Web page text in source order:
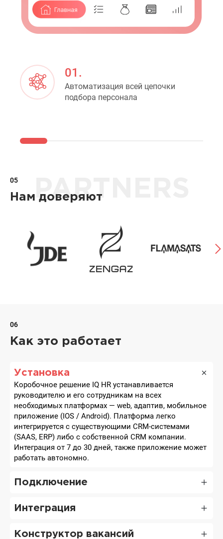
01.
Автоматизация всей цепочки
подбора персонала
PARTNERS
05
Нам доверяют
06
Как это работает
Установка
Коробочное решение IQ HR устанавливается
руководителю и его сотрудникам на всех
необходимых платформах — web, адаптив, мобильное
приложение (IOS / Android). Платформа легко
интегрируется с существующими CRM-системами
(SAAS, ERP) либо с собственной CRM компании.
Интеграция от 7 до 30 дней, также приложение может
работать автономно.
Подключение
Интеграция
Конструктор вакансий